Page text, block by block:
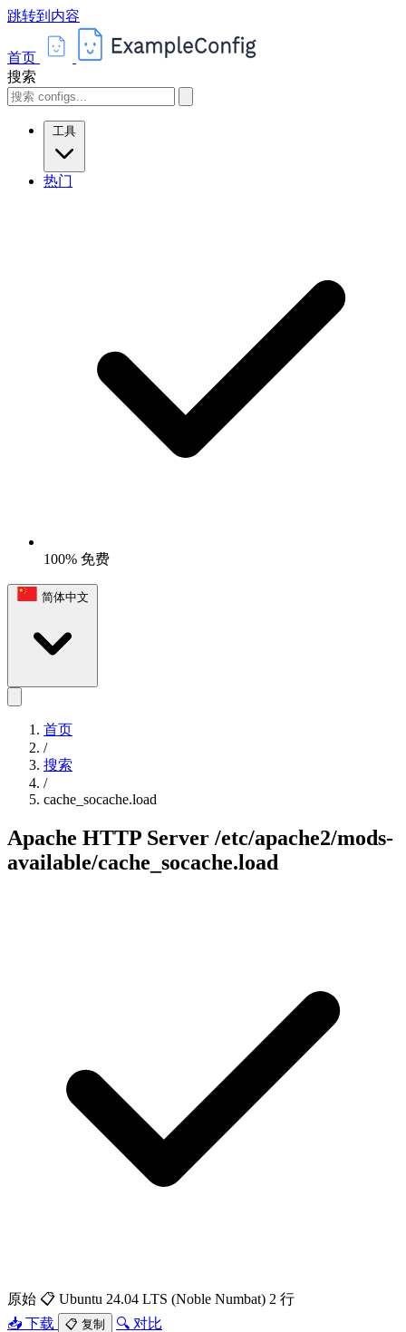
跳转到内容
首页
搜索
工具
热门
100% 免费
简体中文
首页
/
搜索
/
cache_socache.load
Apache HTTP Server /etc/apache2/mods-
available/cache_socache.load
原始 📋 Ubuntu 24.04 LTS (Noble Numbat) 2 行
📥 下载
📋 复制 🔍 对比